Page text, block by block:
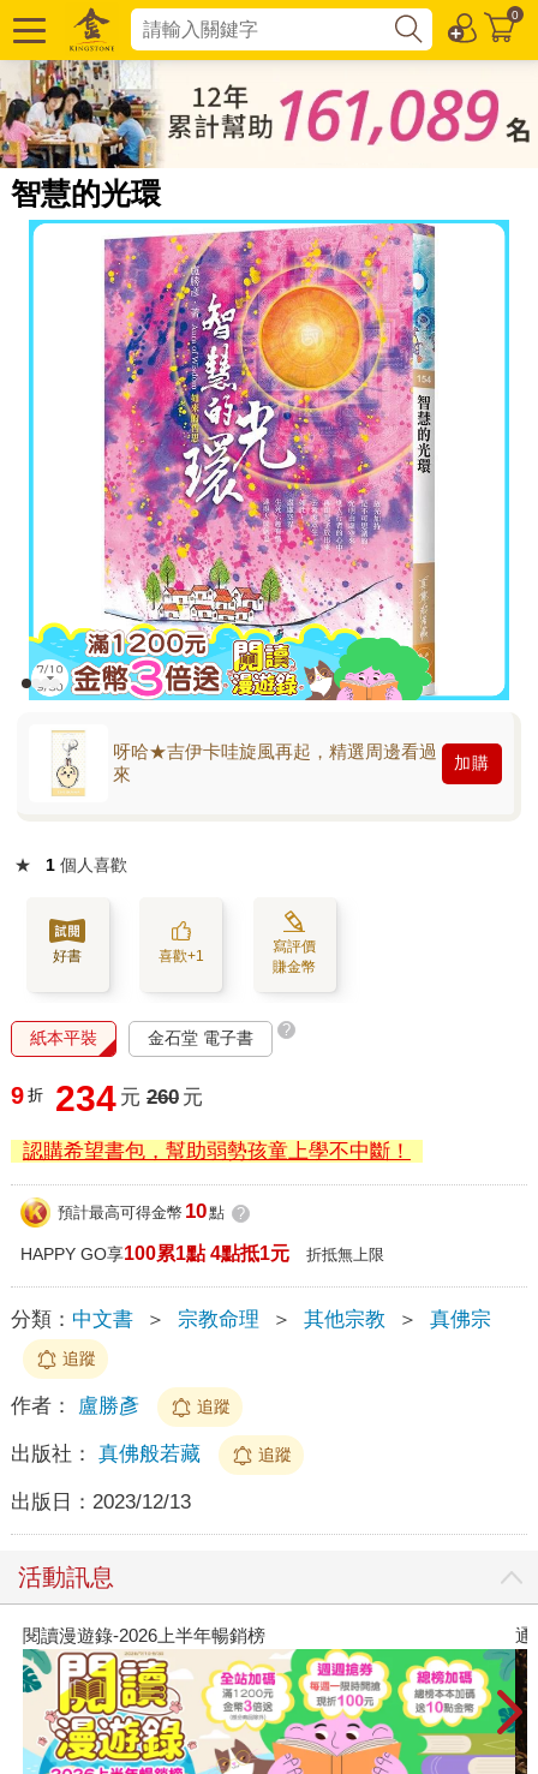
0
智慧的光環
呀哈★吉伊卡哇旋風再起，精選周邊看過
來
加購
★ 1 個人喜歡
好書 喜歡+1
寫評價
賺金幣
紙本平裝 金石堂 電子書 ?
9 折 234 元 260 元
認購希望書包，幫助弱勢孩童上學不中斷！
預計最高可得金幣 10點 ?
HAPPY GO享100累1點 4點抵1元 折抵無上限
分類： 中文書 ＞ 宗教命理 ＞ 其他宗教 ＞ 真佛宗
追蹤
作者： 盧勝彥 追蹤
出版社： 真佛般若藏 追蹤
出版日： 2023/12/13
活動訊息
閱讀漫遊錄-2026上半年暢銷榜 通